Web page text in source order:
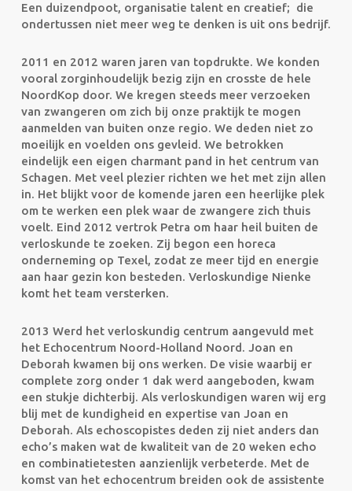
Een duizendpoot, organisatie talent en creatief; die
ondertussen niet meer weg te denken is uit ons bedrijf.
2011 en 2012 waren jaren van topdrukte. We konden
vooral zorginhoudelijk bezig zijn en crosste de hele
NoordKop door. We kregen steeds meer verzoeken
van zwangeren om zich bij onze praktijk te mogen
aanmelden van buiten onze regio. We deden niet zo
moeilijk en voelden ons gevleid. We betrokken
eindelijk een eigen charmant pand in het centrum van
Schagen. Met veel plezier richten we het met zijn allen
in. Het blijkt voor de komende jaren een heerlijke plek
om te werken een plek waar de zwangere zich thuis
voelt. Eind 2012 vertrok Petra om haar heil buiten de
verloskunde te zoeken. Zij begon een horeca
onderneming op Texel, zodat ze meer tijd en energie
aan haar gezin kon besteden. Verloskundige Nienke
komt het team versterken.
2013 Werd het verloskundig centrum aangevuld met
het Echocentrum Noord-Holland Noord. Joan en
Deborah kwamen bij ons werken. De visie waarbij er
complete zorg onder 1 dak werd aangeboden, kwam
een stukje dichterbij. Als verloskundigen waren wij erg
blij met de kundigheid en expertise van Joan en
Deborah. Als echoscopistes deden zij niet anders dan
echo’s maken wat de kwaliteit van de 20 weken echo
en combinatietesten aanzienlijk verbeterde. Met de
komst van het echocentrum breiden ook de assistente